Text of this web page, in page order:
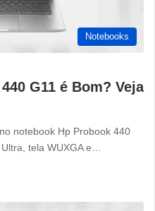
Notebooks
G11 é Bom? Veja
notebook Hp Probook 440
tela WUXGA e…